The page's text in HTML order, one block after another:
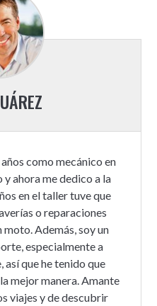
como mecánico en
ahora me dedico a la
en el taller tuve que
o reparaciones
Además, soy un
especialmente a
que he tenido que
mejor manera. Amante
viajes y de descubrir